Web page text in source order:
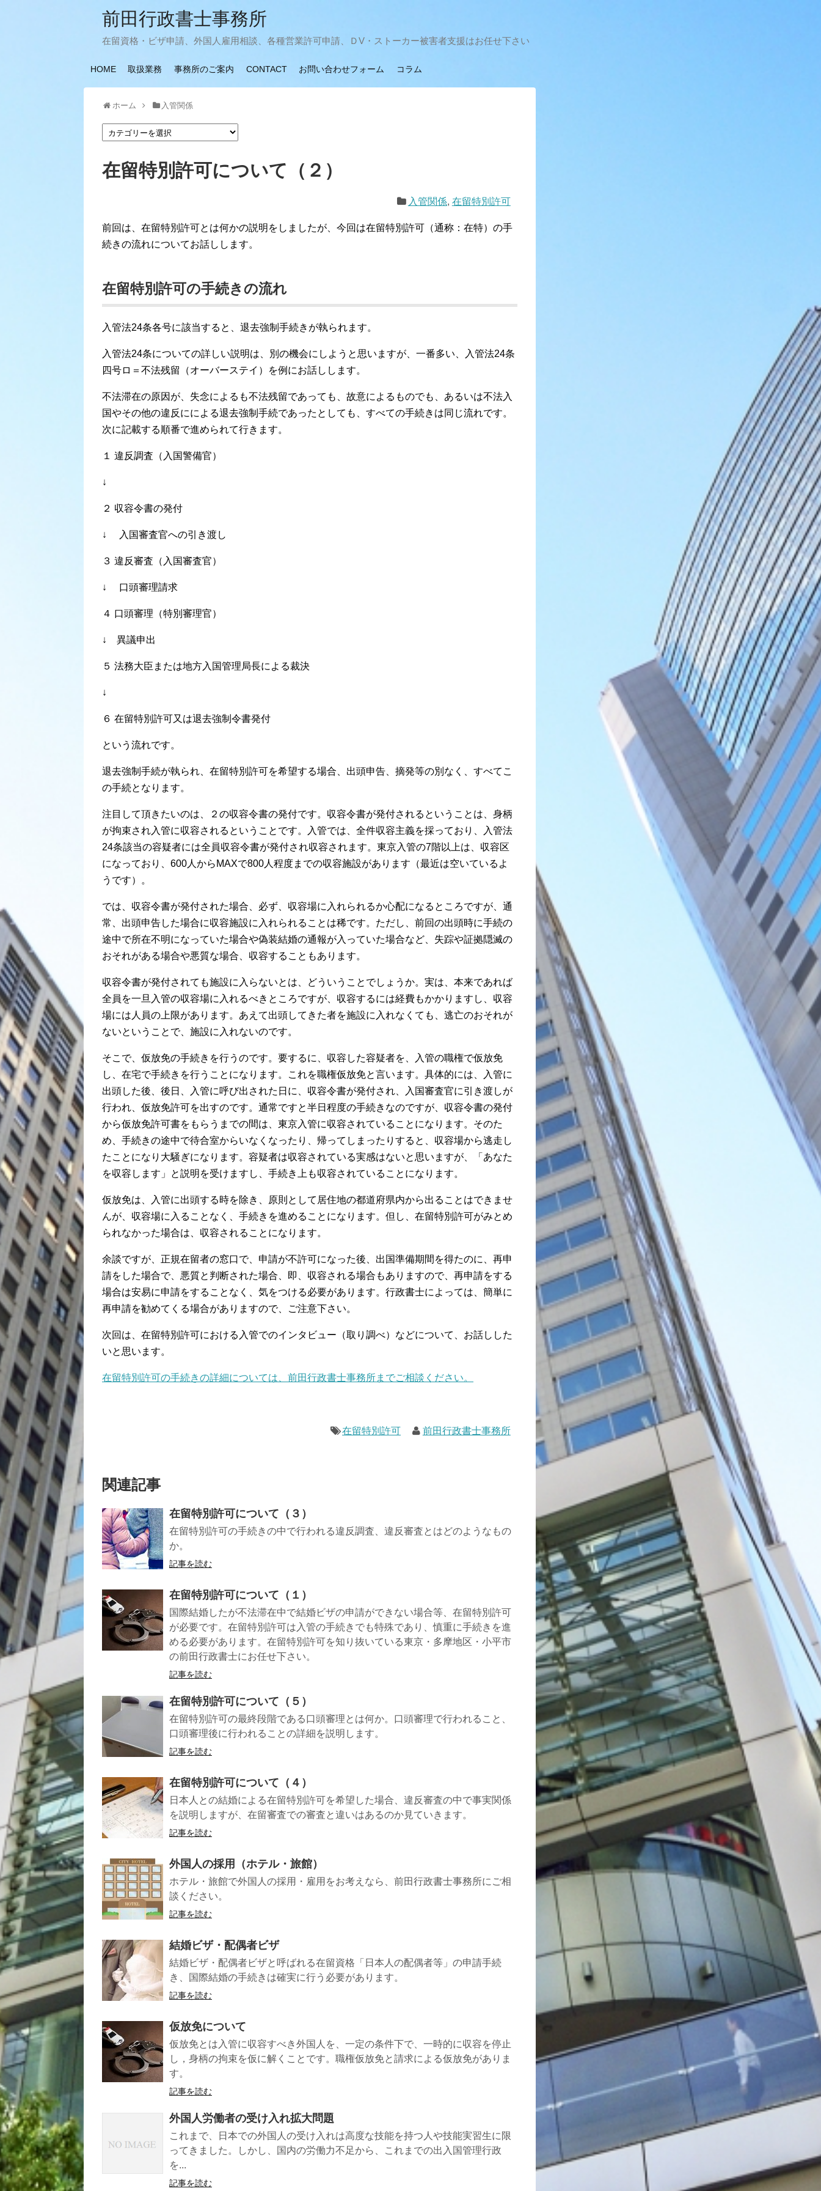
前田行政書士事務所
在留資格・ビザ申請、外国人雇用相談、各種営業許可申請、ＤV・ストーカー被害者支援はお任せ下さい
HOME 取扱業務 事務所のご案内 CONTACT お問い合わせフォーム コラム
ホーム 入管関係
在留特別許可について（２）
入管関係, 在留特別許可
前回は、在留特別許可とは何かの説明をしましたが、今回は在留特別許可（通称：在特）の手
続きの流れについてお話しします。
在留特別許可の手続きの流れ
入管法24条各号に該当すると、退去強制手続きが執られます。
入管法24条についての詳しい説明は、別の機会にしようと思いますが、一番多い、入管法24条
四号ロ＝不法残留（オーバーステイ）を例にお話しします。
不法滞在の原因が、失念によるも不法残留であっても、故意によるものでも、あるいは不法入
国やその他の違反にによる退去強制手続であったとしても、すべての手続きは同じ流れです。
次に記載する順番で進められて行きます。
１ 違反調査（入国警備官）
↓
２ 収容令書の発付
↓ 入国審査官への引き渡し
３ 違反審査（入国審査官）
↓ 口頭審理請求
４ 口頭審理（特別審理官）
↓ 異議申出
５ 法務大臣または地方入国管理局長による裁決
↓
６ 在留特別許可又は退去強制令書発付
という流れです。
退去強制手続が執られ、在留特別許可を希望する場合、出頭申告、摘発等の別なく、すべてこ
の手続となります。
注目して頂きたいのは、２の収容令書の発付です。収容令書が発付されるということは、身柄
が拘束され入管に収容されるということです。入管では、全件収容主義を採っており、入管法
24条該当の容疑者には全員収容令書が発付され収容されます。東京入管の7階以上は、収容区
になっており、600人からMAXで800人程度までの収容施設があります（最近は空いているよ
うです）。
では、収容令書が発付された場合、必ず、収容場に入れられるか心配になるところですが、通
常、出頭申告した場合に収容施設に入れられることは稀です。ただし、前回の出頭時に手続の
途中で所在不明になっていた場合や偽装結婚の通報が入っていた場合など、失踪や証拠隠滅の
おそれがある場合や悪質な場合、収容することもあります。
収容令書が発付されても施設に入らないとは、どういうことでしょうか。実は、本来であれば
全員を一旦入管の収容場に入れるべきところですが、収容するには経費もかかりますし、収容
場には人員の上限があります。あえて出頭してきた者を施設に入れなくても、逃亡のおそれが
ないということで、施設に入れないのです。
そこで、仮放免の手続きを行うのです。要するに、収容した容疑者を、入管の職権で仮放免
し、在宅で手続きを行うことになります。これを職権仮放免と言います。具体的には、入管に
出頭した後、後日、入管に呼び出された日に、収容令書が発付され、入国審査官に引き渡しが
行われ、仮放免許可を出すのです。通常ですと半日程度の手続きなのですが、収容令書の発付
から仮放免許可書をもらうまでの間は、東京入管に収容されていることになります。そのた
め、手続きの途中で待合室からいなくなったり、帰ってしまったりすると、収容場から逃走し
たことになり大騒ぎになります。容疑者は収容されている実感はないと思いますが、「あなた
を収容します」と説明を受けますし、手続き上も収容されていることになります。
仮放免は、入管に出頭する時を除き、原則として居住地の都道府県内から出ることはできませ
んが、収容場に入ることなく、手続きを進めることになります。但し、在留特別許可がみとめ
られなかった場合は、収容されることになります。
余談ですが、正規在留者の窓口で、申請が不許可になった後、出国準備期間を得たのに、再申
請をした場合で、悪質と判断された場合、即、収容される場合もありますので、再申請をする
場合は安易に申請をすることなく、気をつける必要があります。行政書士によっては、簡単に
再申請を勧めてくる場合がありますので、ご注意下さい。
次回は、在留特別許可における入管でのインタビュー（取り調べ）などについて、お話しした
いと思います。
在留特別許可の手続きの詳細については、前田行政書士事務所までご相談ください。
在留特別許可 前田行政書士事務所
関連記事
在留特別許可について（３）
在留特別許可の手続きの中で行われる違反調査、違反審査とはどのようなもの
か。
記事を読む
在留特別許可について（１）
国際結婚したが不法滞在中で結婚ビザの申請ができない場合等、在留特別許可
が必要です。在留特別許可は入管の手続きでも特殊であり、慎重に手続きを進
める必要があります。在留特別許可を知り抜いている東京・多摩地区・小平市
の前田行政書士にお任せ下さい。
記事を読む
在留特別許可について（５）
在留特別許可の最終段階である口頭審理とは何か。口頭審理で行われること、
口頭審理後に行われることの詳細を説明します。
記事を読む
在留特別許可について（４）
日本人との結婚による在留特別許可を希望した場合、違反審査の中で事実関係
を説明しますが、在留審査での審査と違いはあるのか見ていきます。
記事を読む
外国人の採用（ホテル・旅館）
ホテル・旅館で外国人の採用・雇用をお考えなら、前田行政書士事務所にご相
談ください。
記事を読む
結婚ビザ・配偶者ビザ
結婚ビザ・配偶者ビザと呼ばれる在留資格「日本人の配偶者等」の申請手続
き、国際結婚の手続きは確実に行う必要があります。
記事を読む
仮放免について
仮放免とは入管に収容すべき外国人を、一定の条件下で、一時的に収容を停止
し，身柄の拘束を仮に解くことです。職権仮放免と請求による仮放免がありま
す。
記事を読む
外国人労働者の受け入れ拡大問題
これまで、日本での外国人の受け入れは高度な技能を持つ人や技能実習生に限
ってきました。しかし、国内の労働力不足から、これまでの出入国管理行政
を...
記事を読む